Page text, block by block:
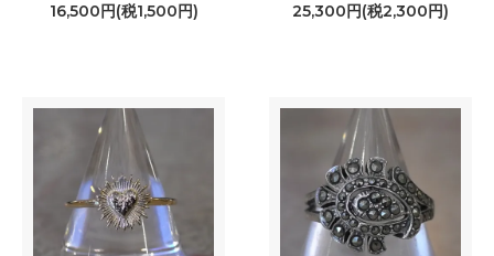
16,500円(税1,500円) 25,300円(税2,300円)